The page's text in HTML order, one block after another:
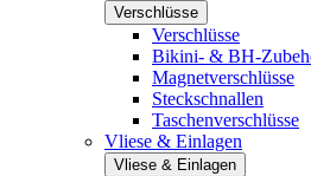
Verschlüsse
Verschlüsse
Bikini- & BH-
Magnetverschlüsse
Steckschnallen
Taschenverschlüsse
Vliese & Einlagen
Vliese & Einlagen